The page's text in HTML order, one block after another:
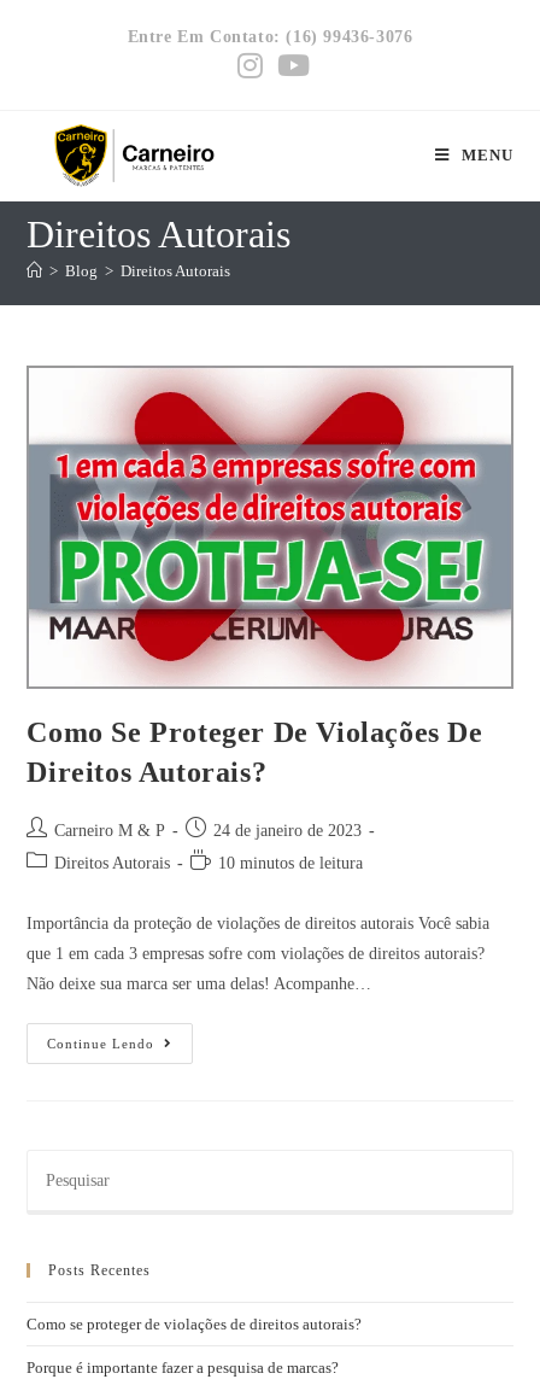
Entre Em Contato: (16) 99436-3076
MENU
Direitos Autorais
> Blog > Direitos Autorais
Como Se Proteger De Violações De
Direitos Autorais?
Carneiro M & P
24 de janeiro de 2023
Direitos Autorais
10 minutos de leitura
Importância da proteção de violações de direitos autorais Você sabia
que 1 em cada 3 empresas sofre com violações de direitos autorais?
Não deixe sua marca ser uma delas! Acompanhe…
Continue Lendo
Posts Recentes
Como se proteger de violações de direitos autorais?
Porque é importante fazer a pesquisa de marcas?